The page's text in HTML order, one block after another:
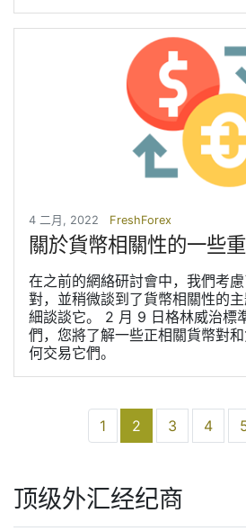
4 二月, 2022 FreshForex
關於貨幣相關性的一些
在之前的網絡研討會中，我們考
對，並稍微談到了貨幣相關性的
細談談它。 2 月 9 日格林威治標
們，您將了解一些正相關貨幣對
何交易它們。
1 2 (current)
3 4
顶级外汇经纪商